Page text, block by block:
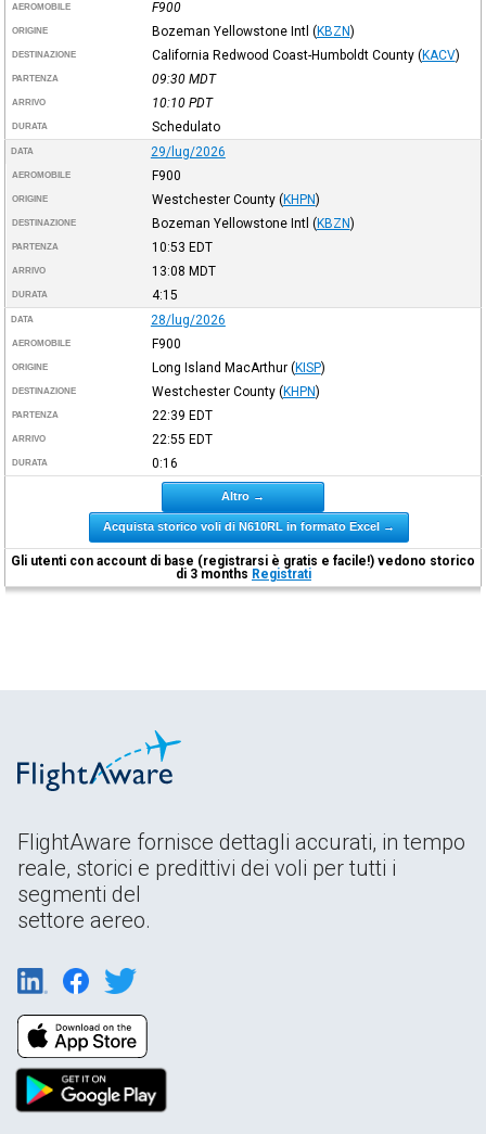
AEROMOBILE F900
ORIGINE Bozeman Yellowstone Intl (KBZN)
DESTINAZIONE California Redwood Coast-Humboldt County (KACV)
PARTENZA 09:30 MDT
ARRIVO 10:10 PDT
DURATA Schedulato
DATA 29/lug/2026
AEROMOBILE F900
ORIGINE Westchester County (KHPN)
DESTINAZIONE Bozeman Yellowstone Intl (KBZN)
PARTENZA 10:53 EDT
ARRIVO 13:08 MDT
DURATA 4:15
DATA 28/lug/2026
AEROMOBILE F900
ORIGINE Long Island MacArthur (KISP)
DESTINAZIONE Westchester County (KHPN)
PARTENZA 22:39 EDT
ARRIVO 22:55 EDT
DURATA 0:16
Altro →
Acquista storico voli di N610RL in formato Excel →
Gli utenti con account di base (registrarsi è gratis e facile!) vedono storico
di 3 months Registrati
FlightAware fornisce dettagli accurati, in tempo
reale, storici e predittivi dei voli per tutti i
segmenti del
settore aereo.